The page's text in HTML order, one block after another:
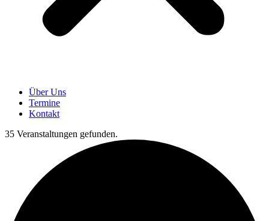
Über Uns
Termine
Kontakt
35 Veranstaltungen gefunden.